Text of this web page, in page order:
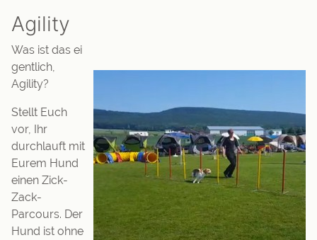
Agility
Was ist das ei
gentlich,
Agility?
Stellt Euch
vor, Ihr
durchlauft mit
Eurem Hund
einen Zick-
Zack-
Parcours. Der
Hund ist ohne